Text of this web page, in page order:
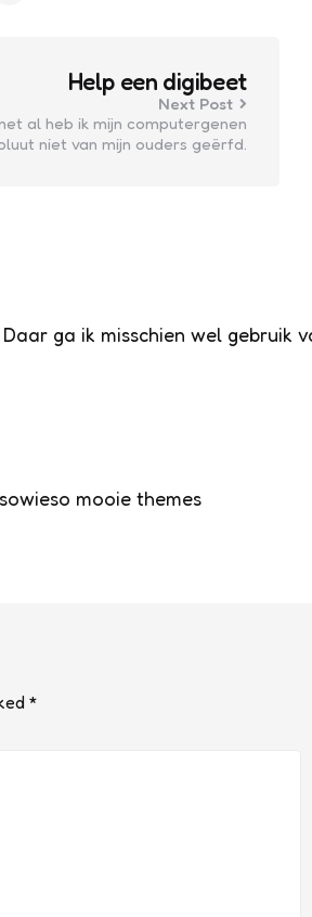
Help een digibeet
Next Post
al heb ik mijn computergenen
niet van mijn ouders geërfd.
ga ik misschien wel gebruik
mooie themes
*